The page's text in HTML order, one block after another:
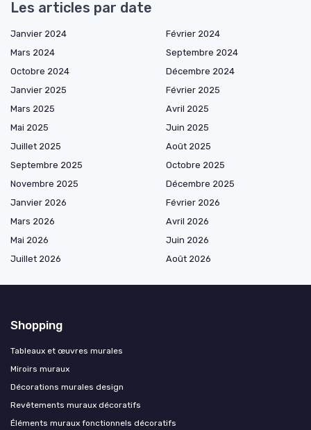
Les articles par date
Janvier 2024
Février 2024
Mars 2024
Septembre 2024
Octobre 2024
Décembre 2024
Janvier 2025
Février 2025
Mars 2025
Avril 2025
Mai 2025
Juin 2025
Juillet 2025
Août 2025
Septembre 2025
Octobre 2025
Novembre 2025
Décembre 2025
Janvier 2026
Février 2026
Mars 2026
Avril 2026
Mai 2026
Juin 2026
Juillet 2026
Août 2026
Shopping
Tableaux et œuvres murales
Miroirs muraux
Décorations murales design
Revêtements muraux décoratifs
Éléments muraux fonctionnels décoratifs